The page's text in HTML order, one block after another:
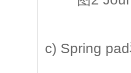
c) Spring